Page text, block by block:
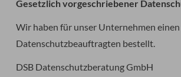
Gesetzlich vorgeschriebener
Wir haben für unser Unternehmen einen
Datenschutzbeauftragten bestellt.
DSB Datenschutzberatung GmbH